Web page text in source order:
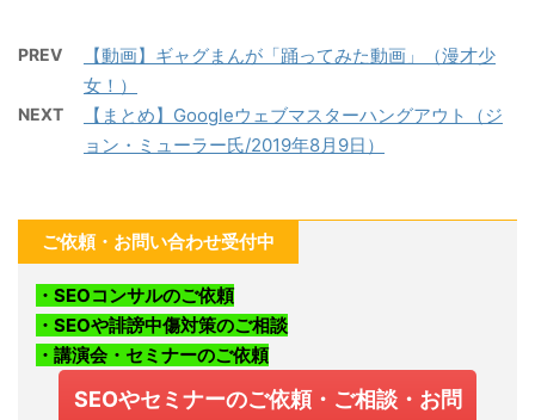
PREV
【動画】ギャグまんが「踊ってみた動画」（漫才少
女！）
NEXT
【まとめ】Googleウェブマスターハングアウト（ジ
ョン・ミューラー氏/2019年8月9日）
ご依頼・お問い合わせ受付中
・SEOコンサルのご依頼
・SEOや誹謗中傷対策のご相談
・講演会・セミナーのご依頼
SEOやセミナーのご依頼・ご相談・お問